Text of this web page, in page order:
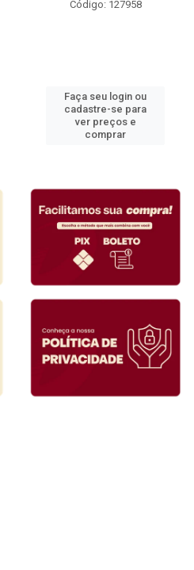
Código: 127958
Faça seu login ou
cadastre-se para
ver preços e
comprar